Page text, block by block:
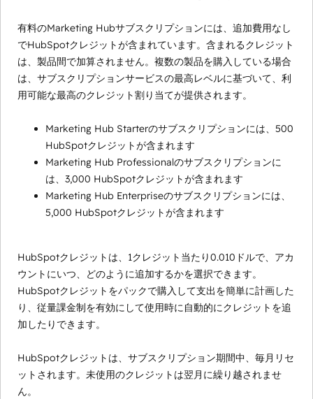
有料のMarketing Hubサブスクリプションには、追加費用なし
でHubSpotクレジットが含まれています。含まれるクレジット
は、製品間で加算されません。複数の製品を購入している場合
は、サブスクリプションサービスの最高レベルに基づいて、利
用可能な最高のクレジット割り当てが提供されます。
Marketing Hub Starterのサブスクリプションには、500
HubSpotクレジットが含まれます
Marketing Hub Professionalのサブスクリプションに
は、3,000 HubSpotクレジットが含まれます
Marketing Hub Enterpriseのサブスクリプションには、
5,000 HubSpotクレジットが含まれます
HubSpotクレジットは、1クレジット当たり0.010ドルで、アカ
ウントにいつ、どのように追加するかを選択できます。
HubSpotクレジットをパックで購入して支出を簡単に計画した
り、従量課金制を有効にして使用時に自動的にクレジットを追
加したりできます。
HubSpotクレジットは、サブスクリプション期間中、毎月リセ
ットされます。未使用のクレジットは翌月に繰り越されませ
ん。